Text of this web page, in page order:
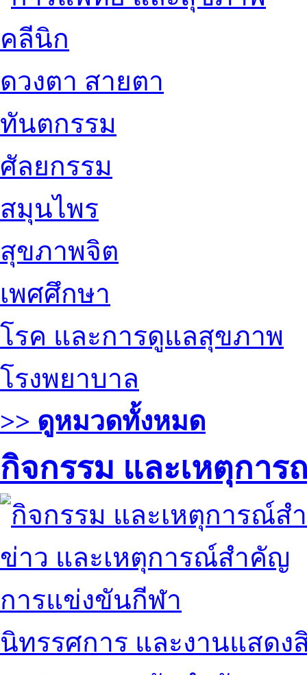
คลีนิก
ดวงตา สายตา
ทันตกรรม
ศัลยกรรม
สมุนไพร
สุขภาพจิต
เพศศึกษา
โรค และการดูแลสุขภาพ
โรงพยาบาล
>> ดูหมวดทั้งหมด
กิจกรรม และเหตุกา
ข่าว และเหตุการณ์สำคัญ
การแข่งขันกีฬา
นิทรรศการ และงานแสดง